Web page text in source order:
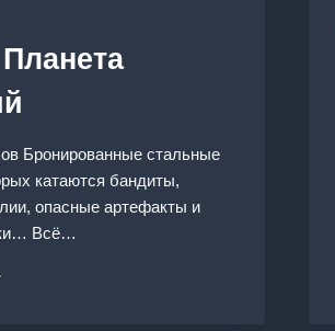
Бронированные стальные
катаются бандиты,
опасные артефакты и
Всё…